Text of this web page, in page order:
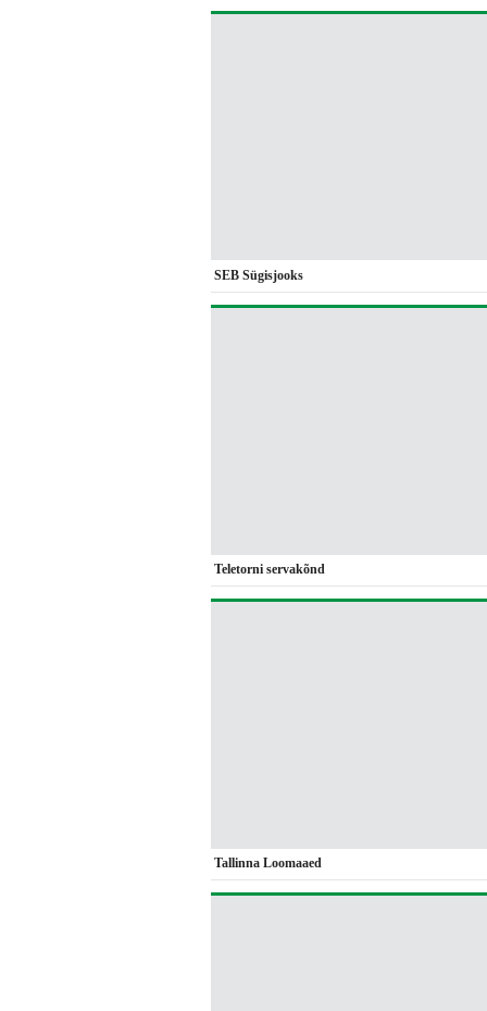
SEB Sügisjooks
Teletorni servakõnd
Tallinna Loomaaed